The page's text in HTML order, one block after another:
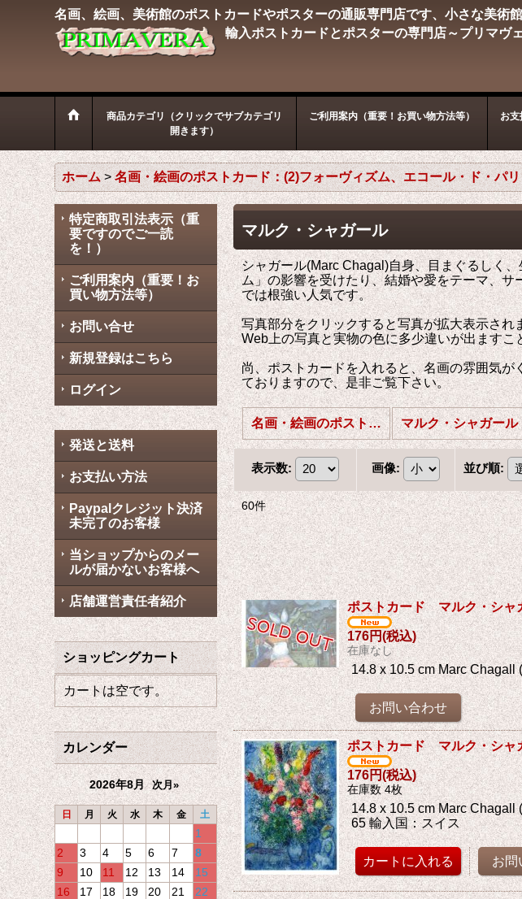
名画、絵画、美術館のポストカードやポスターの通販専門店です、小さな美術館
輸入ポストカードとポスターの専門店～プリマヴ
商品カテゴリ（クリックでサブカテゴリ
開きます）
ご利用案内（重要！お買い物方法等） お
ホーム > 名画・絵画のポストカード：(2)フォーヴィズム、エコール・ド・パリ
特定商取引法表示（重
要ですのでご一読
を！）
ご利用案内（重要！お
買い物方法等）
お問い合せ
新規登録はこちら
ログイン
発送と送料
お支払い方法
Paypalクレジット決済
未完了のお客様
当ショップからのメー
ルが届かないお客様へ
店舗運営責任者紹介
ショッピングカート
カートは空です。
カレンダー
2026年8月 次月»
日 月 火 水 木 金 土
1
2
3 4 5 6 7
8
9
10 11 12 13 14
15
16
17 18 19 20 21
22
マルク・シャガール
シャガール(Marc Chagal)自身、目まぐるしく
ム」の影響を受けたり、結婚や愛をテーマ、
では根強い人気です。
写真部分をクリックすると写真が拡大表示され
Web上の写真と実物の色に多少違いが出ますこ
尚、ポストカードを入れると、名画の雰囲気
ておりますので、是非ご覧下さい。
名画・絵画のポストカード：(2)フォーヴィズム、エコール・ド・パリ (全商品) マルク・シャガール
表示数: 画像: 並び順:
60件
ポストカード マルク・シャ
176円(税込)
在庫なし
14.8 x 10.5 cm Marc Chagall
ポストカード マルク・シャ
176円(税込)
在庫数 4枚
14.8 x 10.5 cm Marc
65 輸入国：スイス